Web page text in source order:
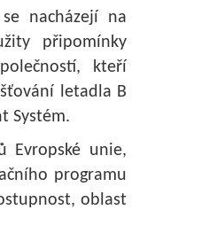
nacházejí na
připomínky
kteří
letadla B
Systém.
Evropské unie,
programu
oblast